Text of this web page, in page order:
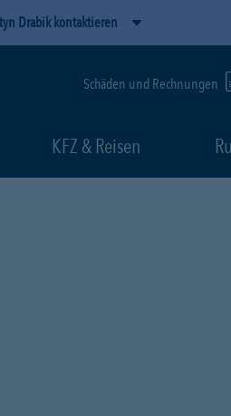
Drabik kontaktieren
Schäden und Rechnungen
KFZ & Reisen